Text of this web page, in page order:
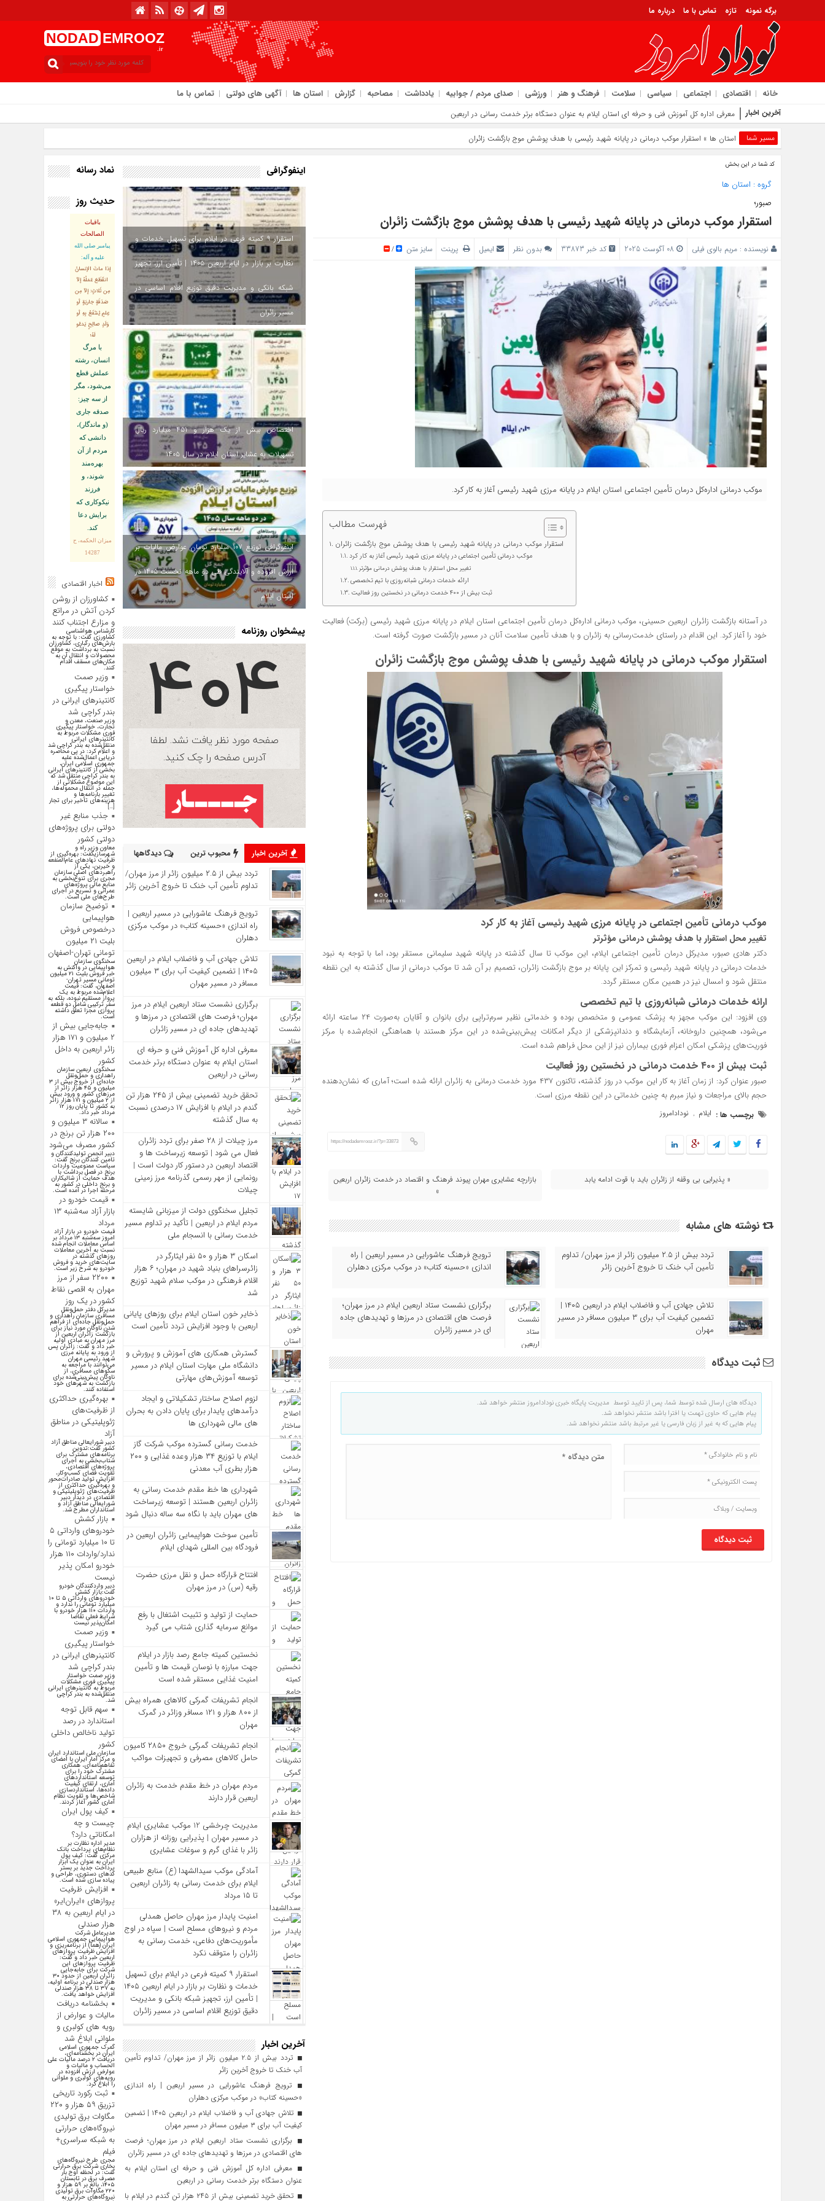
برگه نمونه تازه تماس با ما درباره ما
NODAD EMROOZ
.ir
خانه اقتصادی اجتماعی سیاسی سلامت فرهنگ و هنر ورزشی صدای مردم / جوابیه یادداشت مصاحبه گزارش استان ها آگهی های دولتی تماس با ما
آخرین اخبار تحقق خرید تضمینی بیش از ۲
مسیر شما استان ها » استقرار موکب درمانی در پایانه شهید رئیسی با هدف پوشش موج بازگشت زائران
کد شما در این بخش
گروه : استان ها
صبور؛
استقرار موکب درمانی در پایانه شهید رئیسی با هدف پوشش موج بازگشت زائران
نویسنده : مریم بالوی فیلی کد خبر 33873 بدون نظر ایمیل پرینت سایز متن /
موکب درمانی اداره‌کل درمان تأمین اجتماعی استان ایلام در پایانه مرزی شهید رئیسی آغاز به کار کرد.
فهرست مطالب
استقرار موکب درمانی در پایانه شهید رئیسی با هدف پوشش موج بازگشت زائران
موکب درمانی تأمین اجتماعی در پایانه مرزی شهید رئیسی آغاز به کار کرد
تغییر محل استقرار با هدف پوشش درمانی مؤثرتر
ارائه خدمات درمانی شبانه‌روزی با تیم تخصصی
ثبت بیش از ۴۰۰ خدمت درمانی در نخستین روز فعالیت
در آستانه بازگشت زائران اربعین حسینی، موکب درمانی اداره‌کل درمان تأمین اجتماعی استان ایلام در پایانه مرزی شهید رئیسی (برکت) فعالیت
خود را آغاز کرد. این اقدام در راستای خدمت‌رسانی به زائران و با هدف تأمین سلامت آنان در مسیر بازگشت صورت گرفته است.
استقرار موکب درمانی در پایانه شهید رئیسی با هدف پوشش موج بازگشت زائران
موکب درمانی تأمین اجتماعی در پایانه مرزی شهید رئیسی آغاز به کار کرد
تغییر محل استقرار با هدف پوشش درمانی مؤثرتر
دکتر هادی صبور، مدیرکل درمان تأمین اجتماعی ایلام، این موکب تا سال گذشته در پایانه شهید سلیمانی مستقر بود، اما با توجه به نبود
خدمات درمانی در پایانه شهید رئیسی و تمرکز این پایانه بر موج بازگشت زائران، تصمیم بر آن شد تا موکب درمانی از سال گذشته به این نقطه
منتقل شود و امسال نیز در همین مکان مستقر گردد.
ارائه خدمات درمانی شبانه‌روزی با تیم تخصصی
وی افزود: این موکب مجهز به پزشک عمومی و متخصص بوده و خدماتی نظیر سرم‌تراپی برای بانوان و آقایان به‌صورت ۲۴ ساعته ارائه
می‌شود، همچنین داروخانه، آزمایشگاه و دندانپزشکی از دیگر امکانات پیش‌بینی‌شده در این مرکز هستند با هماهنگی انجام‌شده با مرکز
فوریت‌های پزشکی امکان اعزام فوری بیماران نیز از این محل فراهم شده است.
ثبت بیش از ۴۰۰ خدمت درمانی در نخستین روز فعالیت
صبور عنوان کرد: از زمان آغاز به کار این موکب در روز گذشته، تاکنون ۴۳۷ مورد خدمت درمانی به زائران ارائه شده است؛ آماری که نشان‌دهنده
حجم بالای مراجعات و نیاز مبرم به چنین خدماتی در این نقطه مرزی است.
برچسب ها : ایلام , نودادامروز
https://nodademrooz.ir/?p=33873
« پذیرایی بی‌ وقفه از زائران باید با قوت ادامه یابد
بازارچه عشایری مهران پیوند فرهنگ و اقتصاد در خدمت زائران اربعین
»
نوشته های مشابه
تردد بیش از ۲.۵ میلیون زائر از مرز مهران/ تداوم
تأمین آب خنک تا خروج آخرین زائر
ترویج فرهنگ عاشورایی در مسیر اربعین | راه‌
اندازی «حسینه کتاب» در موکب مرکزی دهلران
تلاش جهادی آب و فاضلاب ایلام در اربعین ۱۴۰۵ |
تضمین کیفیت آب برای ۳ میلیون مسافر در مسیر
مهران
برگزاری نشست ستاد اربعین ایلام در مرز مهران؛
فرصت‌ های اقتصادی در مرزها و تهدیدهای جاده‌
ای در مسیر زائران
ثبت دیدگاه
دیدگاه های ارسال شده توسط شما، پس از تایید توسط مدیریت پایگاه خبری نودادامروز منتشر خواهد شد.
پیام هایی که حاوی تهمت یا افترا باشد منتشر نخواهد شد.
پیام هایی که به غیر از زبان فارسی یا غیر مرتبط باشد منتشر نخواهد شد.
اینفوگرافی
استقرار ۹ کمیته فرعی در ایلام برای تسهیل خدمات و
نظارت بر بازار در ایام اربعین ۱۴۰۵ | تأمین ارز، تجهیز
شبکه بانکی و مدیریت دقیق توزیع اقلام اساسی در
مسیر زائران
اختصاص بیش از یک هزار و ۴۵۱ میلیارد ریال
تسهیلات به عشایر استان ایلام در سال ۱۴۰۵
اینفوگرافی توزیع ۱۰۷ میلیارد تومان عوارض مالیات بر
ارزش افزوده و آلایندگی طی دو ماهه نخست ۱۴۰۵ در
استان ایلام
پیشخوان روزنامه
آخرین اخبار محبوب ترین دیدگاهها
تردد بیش از ۲.۵ میلیون زائر از مرز مهران/
تداوم تأمین آب خنک تا خروج آخرین زائر
ترویج فرهنگ عاشورایی در مسیر اربعین |
راه‌ اندازی «حسینه کتاب» در موکب مرکزی
دهلران
تلاش جهادی آب و فاضلاب ایلام در اربعین
۱۴۰۵ | تضمین کیفیت آب برای ۳ میلیون
مسافر در مسیر مهران
برگزاری نشست ستاد اربعین ایلام در مرز
مهران؛ فرصت‌ های اقتصادی در مرزها و
تهدیدهای جاده‌ ای در مسیر زائران
معرفی اداره کل آموزش فنی و حرفه‌ ای
استان ایلام به‌ عنوان دستگاه برتر خدمت‌
رسانی در اربعین
تحقق خرید تضمینی بیش از ۲۴۵ هزار تن
گندم در ایلام با افزایش ۱۷ درصدی نسبت
به سال گذشته
مرز چیلات از ۲۸ صفر برای تردد زائران
فعال می‌ شود | توسعه زیرساخت‌ ها و
اقتصاد اربعین در دستور کار دولت است |
رونمایی از مهر رسمی گذرنامه مرز زمینی
چیلات
تجلیل سخنگوی دولت از میزبانی شایسته
مردم ایلام در اربعین | تأکید بر تداوم مسیر
خدمت‌ رسانی با انسجام ملی
اسکان ۳ هزار و ۵۰ نفر ایثارگر در
زائرسراهای بنیاد شهید در مهران؛ ۶ هزار
اقلام فرهنگی در موکب سلام شهید توزیع
شد
ذخایر خون استان ایلام برای روزهای پایانی
اربعین با وجود افزایش تردد تأمین است
گسترش همکاری‌ های آموزش و پرورش و
دانشگاه ملی مهارت استان ایلام در مسیر
توسعه آموزش‌های مهارتی
لزوم اصلاح ساختار تشکیلاتی و ایجاد
درآمدهای پایدار برای پایان دادن به بحران‌
های مالی شهرداری‌ ها
خدمت رسانی گسترده موکب شرکت گاز
ایلام با توزیع ۳۴ هزار وعده غذایی و ۲۰۰
هزار بطری آب معدنی
شهرداری‌ ها خط مقدم خدمت ‌رسانی به
زائران اربعین هستند | توسعه زیرساخت
‌های مهران باید با نگاه سه‌ ساله دنبال شود
تأمین سوخت هواپیمایی زائران اربعین در
فرودگاه بین المللی شهدای ایلام
افتتاح قرارگاه حمل‌ و نقل مرزی حضرت
رقیه (س) در مرز مهران
حمایت از تولید و تثبیت اشتغال با رفع
موانع سرمایه‌ گذاری شتاب می‌ گیرد
نخستین کمیته جامع رصد بازار در ایلام
جهت مبارزه با نوسان قیمت‌ ها و تأمین
امنیت غذایی مستقر شده است
انجام تشریفات گمرکی کالاهای همراه بیش
از ۸۰۰ هزار و ۱۲۱ مسافر وزائر در گمرک
مهران
انجام تشریفات گمرکی خروج ۲۸۵۰ کامیون
حامل کالاهای مصرفی و تجهیزات مواکب
مردم مهران در خط مقدم خدمت به زائران
اربعین قرار دارند
مدیریت چرخشی 12 موکب‌ عشایری ایلام
در مسیر مهران | پذیرایی روزانه از هزاران
زائر با غذای گرم و سوغات عشایری
آمادگی موکب سیدالشهدا (ع) منابع طبیعی
ایلام برای خدمت‌ رسانی به زائران اربعین
تا ۱۵ مرداد
امنیت پایدار مرز مهران حاصل همدلی
مردم و نیروهای مسلح است | سپاه در اوج
مأموریت‌های دفاعی، خدمت‌ رسانی به
زائران را متوقف نکرد
استقرار ۹ کمیته فرعی در ایلام برای تسهیل
خدمات و نظارت بر بازار در ایام اربعین ۱۴۰۵
| تأمین ارز، تجهیز شبکه بانکی و مدیریت
دقیق توزیع اقلام اساسی در مسیر زائران
آخرین اخبار
تردد بیش از ۲.۵ میلیون زائر از مرز مهران/ تداوم تأمین
آب خنک تا خروج آخرین زائر
ترویج فرهنگ عاشورایی در مسیر اربعین | راه‌ اندازی
«حسینه کتاب» در موکب مرکزی دهلران
تلاش جهادی آب و فاضلاب ایلام در اربعین ۱۴۰۵ | تضمین
کیفیت آب برای ۳ میلیون مسافر در مسیر مهران
برگزاری نشست ستاد اربعین ایلام در مرز مهران؛ فرصت‌
های اقتصادی در مرزها و تهدیدهای جاده‌ ای در مسیر زائران
معرفی اداره کل آموزش فنی و حرفه‌ ای استان ایلام به‌
عنوان دستگاه برتر خدمت‌ رسانی در اربعین
تحقق خرید تضمینی بیش از ۲۴۵ هزار تن گندم در ایلام با
نماد رسانه
حدیث روز
باقیات
الصالحات
پيامبر صلى‏ الله‏
عليه ‏و‏ آله:
إذا ماتَ الإنسانُ
انقَطَعَ عَمَلُهُ إلاّ
مِن ثَلاثٍ: إلاّ مِن
صَدَقَةٍ جاريَةٍ أو
عِلمٍ يُنتَفَعُ بِهِ أو
وَلَدٍ صالِحٍ يَدعُو
لَهُ؛
با مرگ
انسان، رشته
عملش قطع
مى‌شود، مگر
از سه چيز:
صدقه جارى
(و ماندگار)،
دانشى كه
مردم از آن
بهره‏‌مند
شوند، و
فرزند
نيكوكارى كه
برايش دعا
كند.
ميزان الحكمه، ح
14287
اخبار اقتصادی
کشاورزان از روشن
کردن آتش در مراتع
و مزارع اجتناب کنند
کارشناس هواشناسی
کشاورزی گفت: با توجه به
بارش‌های رگباری، کشاورزان
نسبت به برداشت به موقع
محصولات و انتقال آن به
مکان‌های مسقف اقدام
کنند.
وزیر صمت
خواستار پیگیری
کانتینرهای ایرانی در
بندر کراچی شد
وزیر صنعت، معدن و
تجارت، خواستار پیگیری
فوری مشکلات مربوط به
کانتینر‌های ایرانی
منتقل‌شده به بندر کراچی شد
و اعلام کرد: در پی محاصره
دریایی اعمال‌شده علیه
جمهوری اسلامی ایران،
بخشی از کانتینر‌های ایرانی
به بندر کراچی منتقل شد که
این موضوع مشکلاتی از
جمله در انتقال محموله‌ها،
تغییر بارنامه‌ها و
هزینه‌های تأخیر برای تجار
[…]
جذب منابع غیر
دولتی برای پروژه‌های
دولتی کشور
معاون وزیر راه و
شهرسازیگفت: بهره‌گیری از
ظرفیت نهادهای عام‌المنفعه
و خیرین، یکی از
راهبردهای اصلی سازمان
مجری برای تنوع‌بخشی به
منابع مالی پروژه‌های
عمرانی و تسریع در اجرای
طرح‌های ملی است.
توضیح سازمان
هواپیمایی
درخصوص فروش
بلیت ۲۱ میلیون
تومانی تهران-اصفهان
سخنگوی سازمان
هواپیمایی در واکنش به
خبر فروش بلیت ۲۱ میلیون
تومانی مسیر تهران-
اصفهان، گفت: قیمت
اعلام‌شده مربوط به یک
پرواز مستقیم نبوده، بلکه به
سفر ترکیبی شامل دو قطعه
پروازی مجزا تعلق داشته
است.
جابه‌جایی بیش از
۲ میلیون و ۱۷۱ هزار
زائر اربعین به داخل
کشور
سخنگوی اربعین سازمان
راهداری و حمل‌ونقل
جاده‌ای از خروج بیش از ۳
میلیون و ۴۵ هزار زائر از
مرز‌های کشور و ورود بیش
از ۲ میلیون و ۱۷۱ هزار زائر
به کشور تا پایان روز ۱۲
مرداد خبر داد.
سالانه ۳ میلیون و
۲۰۰ هزار تن برنج در
کشور مصرف می‌شود
دبیر انجمن تولیدکنندگان و
تامین کنندگان برنج گفت:
سیاست ممنوعیت واردات
برنج در فصل برداشت با
هدف حمایت از شالیکاران
و برنج داخلی در کشور به
مرحله اجرا در آمده است.
قیمت خودرو در
بازار آزاد سه‌شنبه ۱۳
مرداد
قیمت خودرو در بازار آزاد
امروز سه‌شنبه ۱۳ مرداد بر
اساس معاملات انجام شده
نسبت به آخرین معاملات
روز‌های گذشته در
سایت‌های خرید و فروش
خودرو به شرح زیر است.
۲۲۰۰ سفر از مرز
مهران به اقصی نقاط
کشور در یک روز
مدیرکل دفتر حمل‌ونقل
مسافری سازمان راهداری و
حمل‌ونقل جاده‌ای از فراهم
شدن ناوگان مورد نیاز برای
بازگشت زائران اربعین از
مرز مهران به مبادی اولیه
خبر داد و گفت: زائران پس
از ورود به پایانه مرزی
شهید رئیسی مهران
می‌توانند با مراجعه به
سکوهای مسافری، از
ناوگان پیش‌بینی‌شده برای
بازگشت به شهرهای خود
استفاده کنند.
بهره‌گیری حداکثری
از ظرفیت‌های
ژئوپلیتیکی در مناطق
آزاد
دبیر شورایعالی مناطق آزاد
کشور گفت:تدوین
برنامه‌های مشترک برای
شتاب‌بخشی به اجرای
پروژه‌های اقتصادی،
تقویت فضای کسب‌وکار،
افزایش تولید صادرات‌محور
و بهره‌گیری حداکثری از
ظرفیت‌های ژئوپلیتیکی و
اقتصادی در دیدار دبیر
شورایعالی مناطق آزاد و
استانداران مطرح شد.
بازار کشش
خودرو‌های وارداتی ۵
تا ۱۰ میلیارد تومانی را
ندارد/واردات ۱۱۰ هزار
خودرو امکان پذیر
نیست
دبیر واردکنندگان خودرو
گفت:بازار کشش
خودرو‌های وارداتی ۵ تا ۱۰
میلیارد تومانی را ندارد و
واردات ۱۱۰ هزار خودرو با
شرایط فعلی تقاضا
امکان‌پذیر نیست
وزیر صمت
خواستار پیگیری
کانتینر‌های ایرانی در
بندر کراچی شد
وزیر صمت خواستار
پیگیری فوری مشکلات
مربوط به کانتینر‌های ایرانی
منتقل‌شده به بندر کراچی
شد.
سهم قابل توجه
استاندارد در رصد
تولید ناخالص داخلی
کشور
سازمان ملی استاندارد ایران
و مرکز آمار ایران با امضای
تفاهم‌نامه‌ای، همکاری
مشترک خود را برای
توسعه استاندارد‌های
آماری، ارتقای کیفیت
داده‌ها، استانداردسازی
شاخص‌ها و تقویت نظام
آماری کشور آغاز کردند.
کیف پول ایران
چیست و چه
امکاناتی دارد؟
مدیر اداره نظارت بر
نظام‌های پرداخت بانک
مرکزی گفت: کیف پول
ایران به عنوان یک ابزار
پرداخت جدید بر بستر
کد‌های دستوری، طراحی و
پیاده سازی شده است.
افزایش ظرفیت
پروازهای «ایران‌ایر»
در ایام اربعین به ۳۸
هزار صندلی
مدیرعامل شرکت
هواپیمایی جمهوری اسلامی
ایران (هما) از برنامه‌ریزی و
افزایش ظرفیت پروازهای
اربعین خبر داد و گفت:
ظرفیت پروازهای این
شرکت برای جابه‌جایی
زائران اربعین از حدود ۳۰
هزار صندلی در برنامه اولیه،
به ۳۷ تا ۳۸ هزار صندلی
افزایش خواهد یافت.
بخشنامه دریافت
مالیات و عوارض از
رویه های کولبری و
ملوانی ابلاغ شد
گمرک جمهوری اسلامی
ایران در بخشنامه‌ای،
دریافت ۲ درصد مالیات علی
الحساب و مالیات و
عوارض ارزش افزوده در
رویه‌های کولبری و ملوانی
را ابلاغ کرد.
ثبت رکورد تاریخی
تزریق ۵۹ هزار و ۲۲۰
مگاوات برق تولیدی
نیروگاه‌های حرارتی
به شبکه سراسری+
فیلم
مجری طرح نیروگاه‌های
بخاری شرکت برق حرارتی
گفت: در لحظه اوج بار
مصرف برق در تابستان
۱۴۰۵، بالغ بر ۵۹ هزار و
۲۲۰ مگاوات برق تولیدی
نیروگاه‌های حرارتی به